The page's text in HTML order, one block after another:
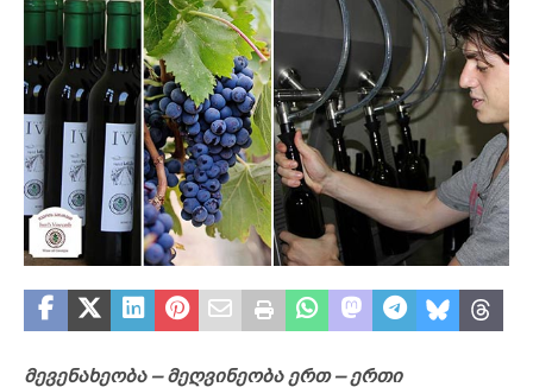
მევენახეობა – მეღვინეობა ერთ – ერთი